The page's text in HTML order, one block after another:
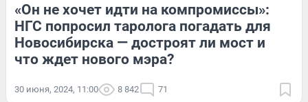
«Он не хочет идти на компромиссы»:
НГС попросил таролога погадать для
Новосибирска — достроят ли мост и
что ждет нового мэра?
30 июня, 2024, 11:00 8 842 71